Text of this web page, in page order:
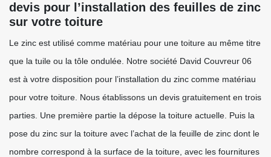
devis pour l’installation des feuilles de zinc
sur votre toiture
Le zinc est utilisé comme matériau pour une toiture au même titre
que la tuile ou la tôle ondulée. Notre société David Couvreur 06
est à votre disposition pour l’installation du zinc comme matériau
pour votre toiture. Nous établissons un devis gratuitement en trois
parties. Une première partie la dépose la toiture actuelle. Puis la
pose du zinc sur la toiture avec l’achat de la feuille de zinc dont le
nombre correspond à la surface de la toiture, avec les fournitures